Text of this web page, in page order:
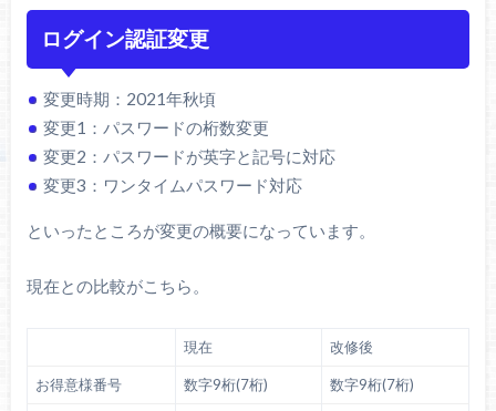
ログイン認証変更
変更時期：2021年秋頃
変更1：パスワードの桁数変更
変更2：パスワードが英字と記号に対応
変更3：ワンタイムパスワード対応
といったところが変更の概要になっています。
現在との比較がこちら。
現在 改修後
お得意様番号 数字9桁(7桁) 数字9桁(7桁)